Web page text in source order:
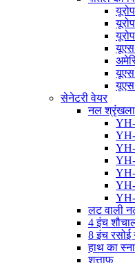
यूएस
यूएस
यूएस
सेनेटरी वेयर
नल श्रृंखला
लट वाली
4 इंच
8 इंच
हाथ का
शत्ताफ़